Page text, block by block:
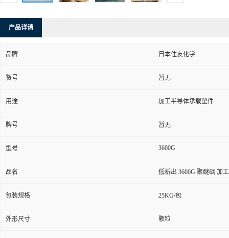
产品详请
品牌 日本住友化学
货号 暂无
用途 加工半导体承载塑件
牌号 暂无
型号 3600G
品名 低析出 3600G 聚醚砜 加
包装规格 25KG/包
外形尺寸 颗粒